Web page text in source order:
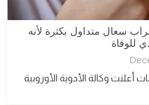
سعال متداول بكثرة لأنه
للوفاة
أعلنت وكالة الأدوية الأوروبية